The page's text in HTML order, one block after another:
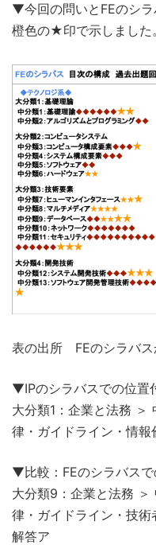
▼今回の問いとFEのシ
橙色の★印で示しました。
表の出所 FEのシラバス
▼IPのシラバスでの位置
大分類1：企業と法務 ＞
律・ガイドライン・情
▼比較：FEのシラバスで
大分類9：企業と法務
律・ガイドライン・技
解答ア